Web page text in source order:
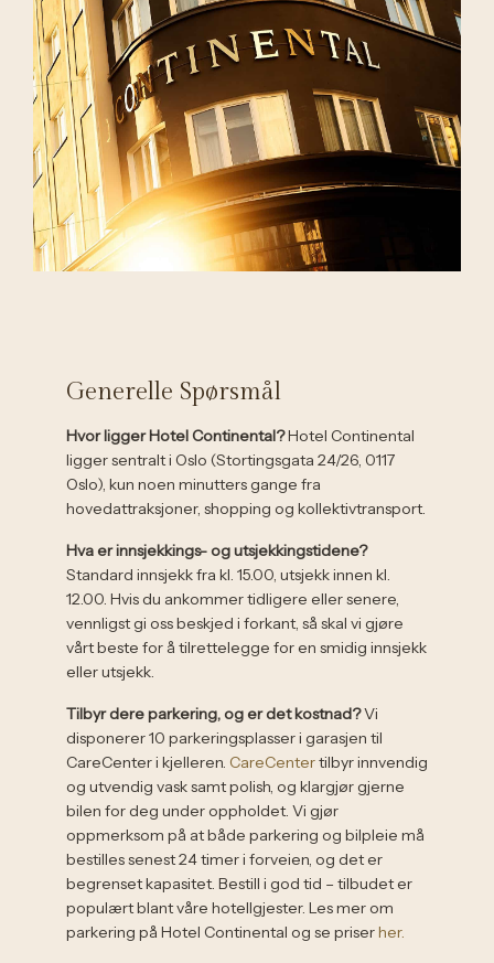
Generelle Spørsmål
Hvor ligger Hotel Continental?Hotel Continental
ligger sentralt i Oslo (Stortingsgata 24/26, 0117
Oslo), kun noen minutters gange fra
hovedattraksjoner, shopping og kollektivtransport.
Hva er innsjekkings- og utsjekkingstidene?
Standard innsjekk fra kl. 15.00, utsjekk innen kl.
12.00. Hvis du ankommer tidligere eller senere,
vennligst gi oss beskjed i forkant, så skal vi gjøre
vårt beste for å tilrettelegge for en smidig innsjekk
eller utsjekk.
Tilbyr dere parkering, og er det kostnad?Vi
disponerer 10 parkeringsplasser i garasjen til
CareCenter i kjelleren. CareCentertilbyr innvendig
og utvendig vask samt polish, og klargjør gjerne
bilen for deg under oppholdet. Vi gjør
oppmerksom på at både parkering og bilpleie må
bestilles senest 24 timer i forveien, og det er
begrenset kapasitet. Bestill i god tid – tilbudet er
populært blant våre hotellgjester. Les mer om
parkering på Hotel Continental og se priserher.